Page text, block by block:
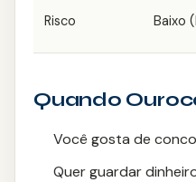
Risco Baixo
Quando
Você gosta de
Quer guardar